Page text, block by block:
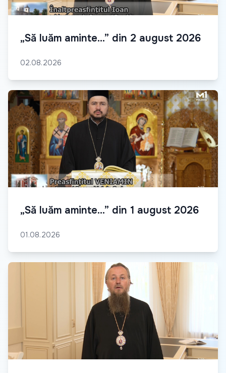
„Să luăm aminte...” din 2 august 2026
02.08.2026
„Să luăm aminte...” din 1 august 2026
01.08.2026